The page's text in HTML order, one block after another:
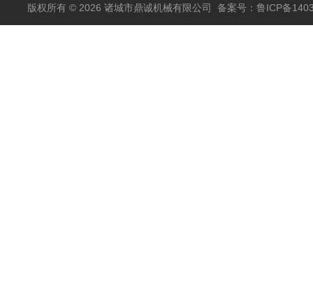
版权所有 © 2026 诸城市鼎诚机械有限公司 备案号：鲁ICP备